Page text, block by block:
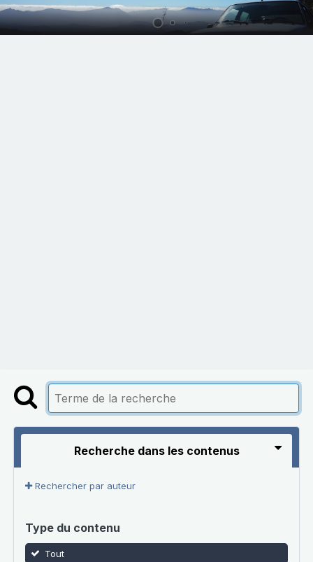
Recherche dans les contenus
Rechercher par auteur
Type du contenu
Tout